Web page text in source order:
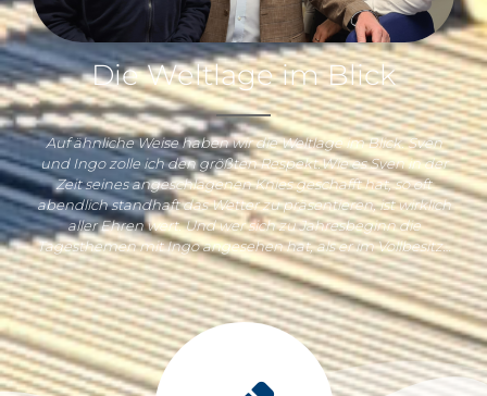
Die Weltlage im Blick
Auf ähnliche Weise haben wir die Weltlage im Blick. Sven
und Ingo zolle ich den größten Respekt.Wie es Sven in der
Zeit seines angeschlagenen Knies geschafft hat, so oft
abendlich standhaft das Wetter zu präsentieren, ist wirklich
aller Ehren wert. Und wer sich zu Jahresbeginn die
Tagesthemen mit Ingo angesehen hat, als er im Vollbesitz…